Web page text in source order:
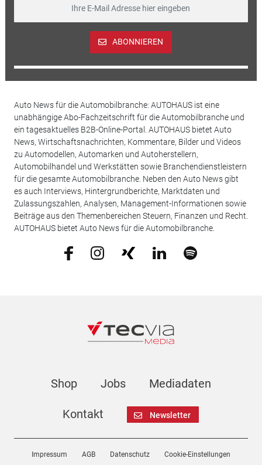
ABONNIEREN
Auto News für die Automobilbranche: AUTOHAUS ist eine
unabhängige Abo-Fachzeitschrift für die Automobilbranche und
ein tagesaktuelles B2B-Online-Portal. AUTOHAUS bietet Auto
News, Wirtschaftsnachrichten, Kommentare, Bilder und Videos
zu Automodellen, Automarken und Autoherstellern,
Automobilhandel und Werkstätten sowie Branchendienstleistern
für die gesamte Automobilbranche. Neben den Auto News gibt
es auch Interviews, Hintergrundberichte, Marktdaten und
Zulassungszahlen, Analysen, Management-Informationen sowie
Beiträge aus den Themenbereichen Steuern, Finanzen und Recht.
AUTOHAUS bietet Auto News für die Automobilbranche.
Shop Jobs Mediadaten
Kontakt Newsletter
Impressum AGB Datenschutz Cookie-Einstellungen